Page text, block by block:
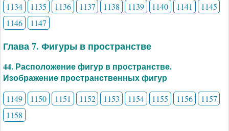
1134 1135 1136 1137 1138 1139 1140 1141
1145
1146
1147
Глава 7. Фигуры в пространстве
44. Расположение фигур в пространстве.
Изображение пространственных фигур
1149 1150 1151 1152 1153 1154 1155 1156
1157
1158